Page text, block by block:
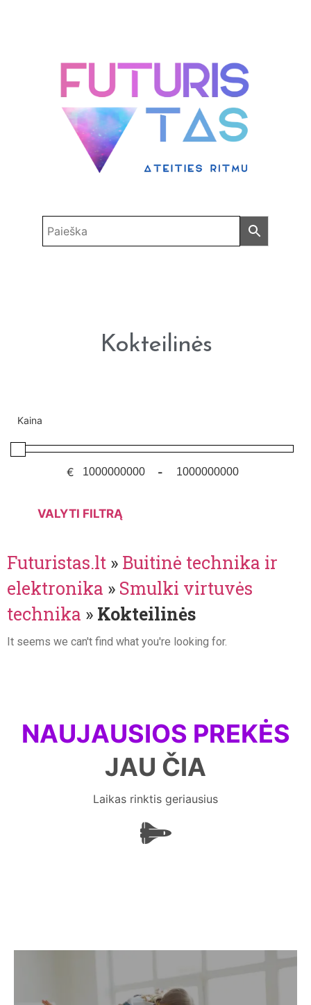
Kokteilinės
Kaina
€ -
VALYTI FILTRĄ
Futuristas.lt » Buitinė technika ir
elektronika » Smulki virtuvės
technika » Kokteilinės
It seems we can't find what you're looking for.
NAUJAUSIOS PREKĖS
JAU ČIA
Laikas rinktis geriausius